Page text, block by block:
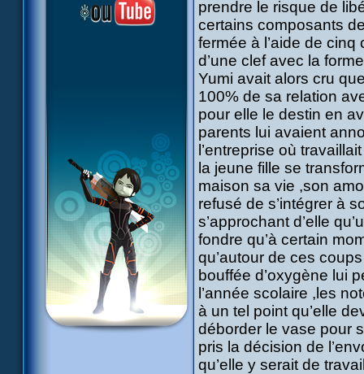
prendre le risque de
certains composants
fermée à l’aide de cinq
d’une clef avec la
Yumi avait alors cru
100% de sa relation
pour elle le destin en
parents lui avaient
l’entreprise où
la jeune fille se
maison sa vie ,son
refusé de s’intégrer à
s’approchant d’elle
fondre qu’à certain
qu’autour de ces
bouffée d’oxygène lui
l’année scolaire ,les
à un tel point qu’elle
déborder le vase pour
pris la décision de
qu’elle y serait de